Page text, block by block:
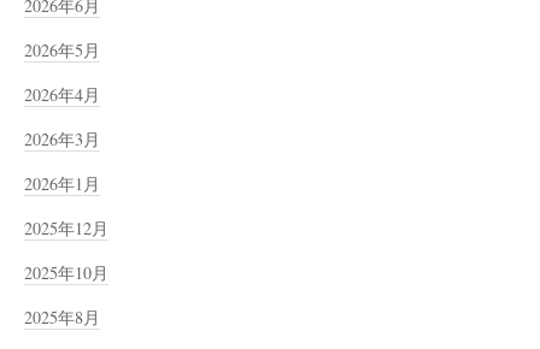
2026年6月
2026年5月
2026年4月
2026年3月
2026年1月
2025年12月
2025年10月
2025年8月